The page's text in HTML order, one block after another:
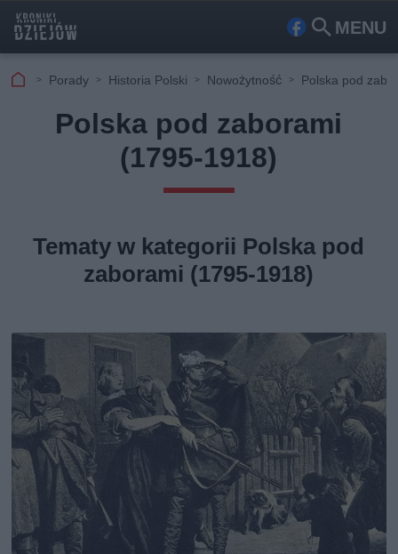
MENU
Fa
ook
Szu
kaj
Porady Historia Polski Nowożytność Polska pod
Polska pod zaborami
(1795-1918)
Tematy w kategorii Polska pod
zaborami (1795-1918)